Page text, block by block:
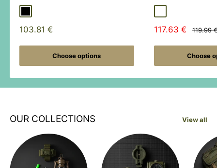
Sale
103.81 €
Choose options
Sale
117.63 €
Regular
119.99
Choose
OUR COLLECTIONS View all